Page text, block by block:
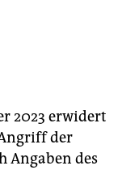
2023 erwidert
der
Angaben des